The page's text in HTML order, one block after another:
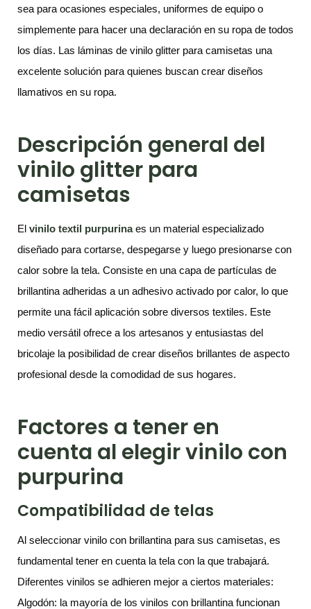
sea para ocasiones especiales, uniformes de equipo o
simplemente para hacer una declaración en su ropa de todos
los días. Las láminas de vinilo glitter para camisetas una
excelente solución para quienes buscan crear diseños
llamativos en su ropa.
Descripción general del
vinilo glitter para
camisetas
El vinilo textil purpurinaes un material especializado
diseñado para cortarse, despegarse y luego presionarse con
calor sobre la tela. Consiste en una capa de partículas de
brillantina adheridas a un adhesivo activado por calor, lo que
permite una fácil aplicación sobre diversos textiles. Este
medio versátil ofrece a los artesanos y entusiastas del
bricolaje la posibilidad de crear diseños brillantes de aspecto
profesional desde la comodidad de sus hogares.
Factores a tener en
cuenta al elegir vinilo con
purpurina
Compatibilidad de telas
Al seleccionar vinilo con brillantina para sus camisetas, es
fundamental tener en cuenta la tela con la que trabajará.
Diferentes vinilos se adhieren mejor a ciertos materiales:
Algodón: la mayoría de los vinilos con brillantina funcionan